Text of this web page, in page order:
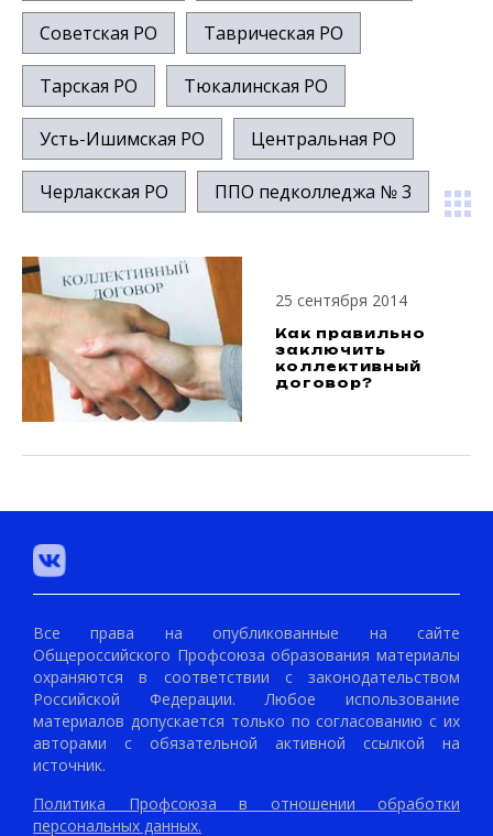
Советская РО Таврическая РО
Тарская РО Тюкалинская РО
Усть-Ишимская РО Центральная РО
Черлакская РО ППО педколледжа № 3
25 сентября 2014
Как правильно
заключить
коллективный
договор?
Все права на опубликованные на сайте
Общероссийского Профсоюза образования материалы
охраняются в соответствии с законодательством
Российской Федерации. Любое использование
материалов допускается только по согласованию с их
авторами с обязательной активной ссылкой на
источник.
Политика Профсоюза в отношении обработки
персональных данных.